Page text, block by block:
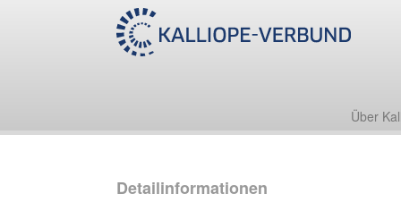
Über
Detailinformationen